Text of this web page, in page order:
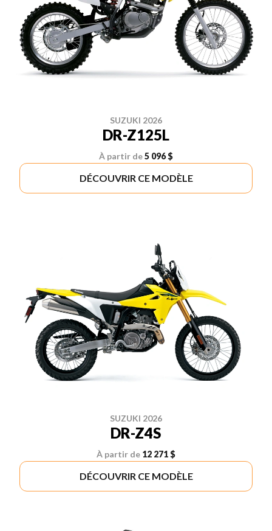
SUZUKI 2026
DR-Z125L
À partir de5 096 $
DÉCOUVRIR CE MODÈLE
SUZUKI 2026
DR-Z4S
À partir de 12 271 $
DÉCOUVRIR CE MODÈLE